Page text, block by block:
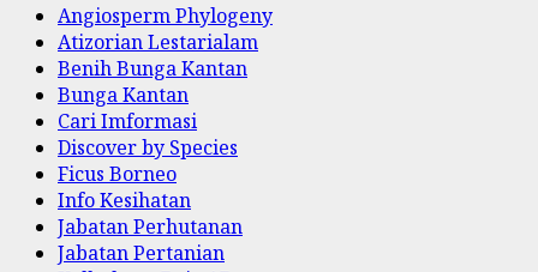
Angiosperm Phylogeny
Atizorian Lestarialam
Benih Bunga Kantan
Bunga Kantan
Cari Imformasi
Discover by Species
Ficus Borneo
Info Kesihatan
Jabatan Perhutanan
Jabatan Pertanian